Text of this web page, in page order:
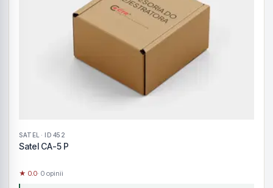
SATEL · ID 452
Satel CA-5 P
★ 0.0· 0 opinii